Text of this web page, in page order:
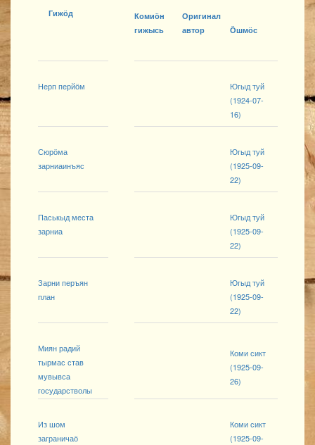
Гижӧд
Комиӧн
гижысь
Оригинал
автор
Ӧшмӧс
Нерп перйӧм
Югыд туй
(1924-07-
16)
Сюрӧма
зарниаинъяс
Югыд туй
(1925-09-
22)
Паськыд места
зарниа
Югыд туй
(1925-09-
22)
Зарни перъян
план
Югыд туй
(1925-09-
22)
Миян радий
тырмас став
мувывса
государстволы
Коми сикт
(1925-09-
26)
Из шом
заграничаӧ
Коми сикт
(1925-09-